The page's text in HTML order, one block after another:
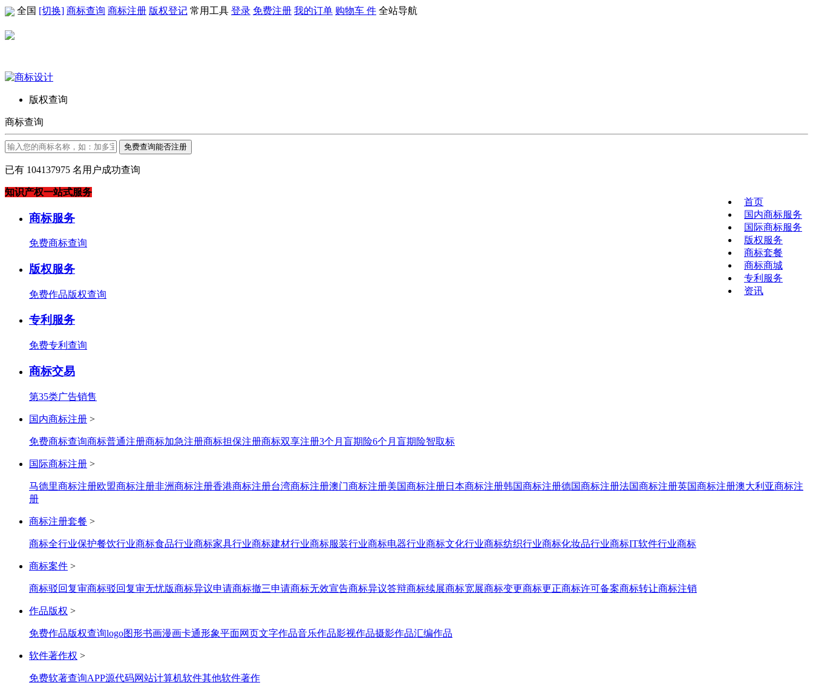
全国 [切换] 商标查询 商标注册 版权登记 常用工具 登录 免费注册 我的订单 购物车 件 全站导航
版权查询
商标查询
免费查询能否注册
已有 104137975 名用户成功查询
知识产权一站式服务
首页
国内商标服务
国际商标服务
版权服务
商标套餐
商标商城
专利服务
资讯
商标服务
免费商标查询
版权服务
免费作品版权查询
专利服务
免费专利查询
商标交易
第35类广告销售
国内商标注册 >
免费商标查询商标普通注册商标加急注册商标担保注册商标双享注册3个月盲期险6个月盲期险智取标
国际商标注册 >
马德里商标注册欧盟商标注册非洲商标注册香港商标注册台湾商标注册澳门商标注册美国商标注册日本商标注册韩国商标注册德国商标注册法国商标注册英国商标注册澳大利亚商标注
册
商标注册套餐 >
商标全行业保护餐饮行业商标食品行业商标家具行业商标建材行业商标服装行业商标电器行业商标文化行业商标纺织行业商标化妆品行业商标IT软件行业商标
商标案件 >
商标驳回复审商标驳回复审无忧版商标异议申请商标撤三申请商标无效宣告商标异议答辩商标续展商标宽展商标变更商标更正商标许可备案商标转让商标注销
作品版权 >
免费作品版权查询logo图形书画漫画卡通形象平面网页文字作品音乐作品影视作品摄影作品汇编作品
软件著作权 >
免费软著查询APP源代码网站计算机软件其他软件著作